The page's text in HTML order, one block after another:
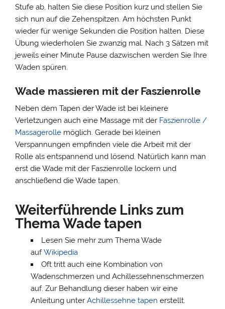
Stufe ab, halten Sie diese Position kurz und stellen Sie
sich nun auf die Zehenspitzen. Am höchsten Punkt
wieder für wenige Sekunden die Position halten. Diese
Übung wiederholen Sie zwanzig mal. Nach 3 Sätzen mit
jeweils einer Minute Pause dazwischen werden Sie Ihre
Waden spüren.
Wade massieren mit der Faszienrolle
Neben dem Tapen der Wade ist bei kleinere
Verletzungen auch eine Massage mit der Faszienrolle /
Massagerolle möglich. Gerade bei kleinen
Verspannungen empfinden viele die Arbeit mit der
Rolle als entspannend und lösend. Natürlich kann man
erst die Wade mit der Faszienrolle lockern und
anschließend die Wade tapen.
Weiterführende Links zum
Thema Wade tapen
Lesen Sie mehr zum Thema Wade
aufWikipedia
Oft tritt auch eine Kombination von
Wadenschmerzen und Achillessehnenschmerzen
auf. Zur Behandlung dieser haben wir eine
Anleitung unter Achillessehne tapen erstellt.